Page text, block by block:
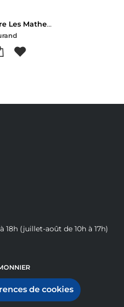
Faire Vivre Les Mathematiques Au Cm1 Et Au Cm2 : Le Guide Des Decouvertes Explicites
18h (juillet-août de 10h à 17h)
de cookies